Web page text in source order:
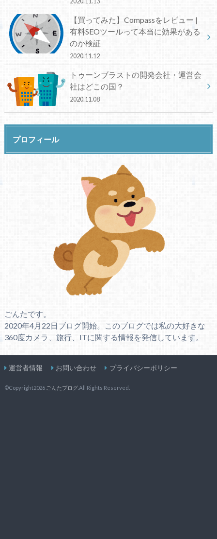
【買ってみた】Compassをレビュー |
有料SEOツールって本当に効果がある
のか検証
2020.11.12
トゥーンブラストの開発会社・運営会
社はどこの国？
2020.11.08
プロフィール
ごんたです。
2020年4月22日ブログ開始。このブログでは私の大好きな
360度カメラ、旅行、ITに関する情報を発信しています。
運営者情報 お問い合わせ プライバシーポリシー
©Copyright2026 ごんたブログ.All Rights Reserved.